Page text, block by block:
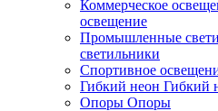
Коммерческое
освещение
Промышленные
светильники
Спортивное
Гибкий неон Гибкий
Опоры Опоры